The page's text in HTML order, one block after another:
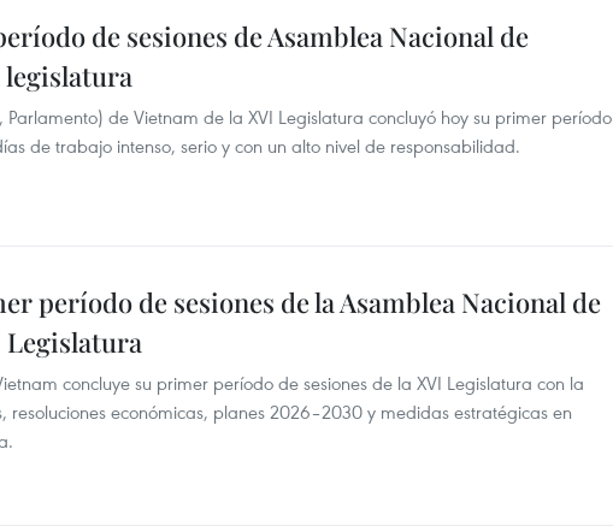
de sesiones de Asamblea Nacional de
legislatura
de Vietnam de la XVI Legislatura concluyó hoy su primer período
de trabajo intenso, serio y con un alto nivel de responsabilidad.
período de sesiones de la Asamblea Nacional de
Legislatura
concluye su primer período de sesiones de la XVI Legislatura con la
resoluciones económicas, planes 2026–2030 y medidas estratégicas en